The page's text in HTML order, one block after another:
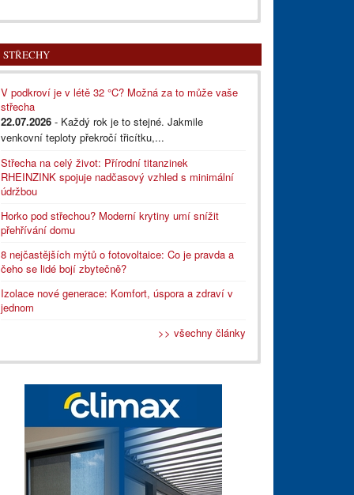
STŘECHY
V podkroví je v létě 32 °C? Možná za to může vaše
střecha
22.07.2026 - Každý rok je to stejné. Jakmile
venkovní teploty překročí třicítku,...
Střecha na celý život: Přírodní titanzinek
RHEINZINK spojuje nadčasový vzhled s minimální
údržbou
Horko pod střechou? Moderní krytiny umí snížit
přehřívání domu
8 nejčastějších mýtů o fotovoltaice: Co je pravda a
čeho se lidé bojí zbytečně?
Izolace nové generace: Komfort, úspora a zdraví v
jednom
>> všechny články